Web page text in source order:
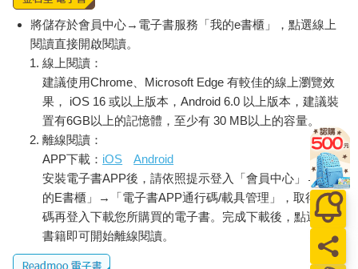
將儲存於會員中心→電子書服務「我的e書櫃」，點選線上
閱讀直接開啟閱讀。
線上閱讀：
建議使用Chrome、Microsoft Edge 有較佳的線上瀏覽效
果， iOS 16 或以上版本，Android 6.0 以上版本，建議裝
置有6GB以上的記憶體，至少有 30 MB以上的容量。
離線閱讀：
APP下載： iOS
Android
安裝電子書APP後，請依照提示登入「會員中心」→「我
的E書櫃」→「電子書APP通行碼/載具管理」，取得通行
碼再登入下載您所購買的電子書。完成下載後，點選任一
書籍即可開始離線閱讀。